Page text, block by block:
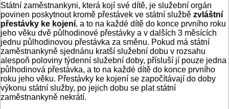
Státní zaměstnankyni, která kojí své dítě, je služební orgán
povinen poskytnout kromě přestávek ve státní službě zvláštní
přestávky ke kojení, a to na každé dítě do konce prvního roku
jeho věku dvě půlhodinové přestávky a v dalších 3 měsících
jednu půlhodinovou přestávka za směnu. Pokud má státní
zaměstnankyně sjednánu kratší služební dobu v rozsahu
alespoň poloviny týdenní služební doby, přísluší jí pouze jedna
půlhodinová přestávka, a to na každé dítě do konce prvního
roku jeho věku. Přestávky ke kojení se započítávají do doby
výkonu státní služby, po jejich dobu se plat státní
zaměstnankyně nekrátí.